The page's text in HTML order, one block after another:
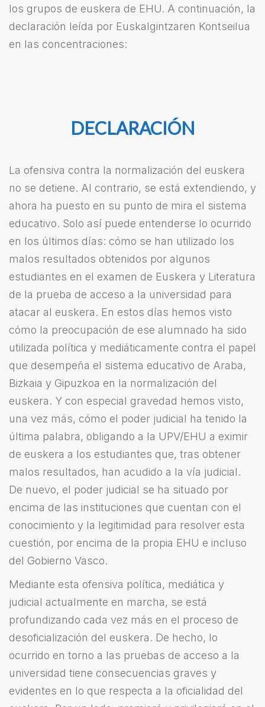
los grupos de euskera de EHU. A continuación, la
declaración leída por Euskalgintzaren Kontseilua
en las concentraciones:
DECLARACIÓN
La ofensiva contra la normalización del euskera
no se detiene. Al contrario, se está extendiendo, y
ahora ha puesto en su punto de mira el sistema
educativo. Solo así puede entenderse lo ocurrido
en los últimos días: cómo se han utilizado los
malos resultados obtenidos por algunos
estudiantes en el examen de Euskera y Literatura
de la prueba de acceso a la universidad para
atacar al euskera. En estos días hemos visto
cómo la preocupación de ese alumnado ha sido
utilizada política y mediáticamente contra el papel
que desempeña el sistema educativo de Araba,
Bizkaia y Gipuzkoa en la normalización del
euskera. Y con especial gravedad hemos visto,
una vez más, cómo el poder judicial ha tenido la
última palabra, obligando a la UPV/EHU a eximir
de euskera a los estudiantes que, tras obtener
malos resultados, han acudido a la vía judicial.
De nuevo, el poder judicial se ha situado por
encima de las instituciones que cuentan con el
conocimiento y la legitimidad para resolver esta
cuestión, por encima de la propia EHU e incluso
del Gobierno Vasco.
Mediante esta ofensiva política, mediática y
judicial actualmente en marcha, se está
profundizando cada vez más en el proceso de
desoficialización del euskera. De hecho, lo
ocurrido en torno a las pruebas de acceso a la
universidad tiene consecuencias graves y
evidentes en lo que respecta a la oficialidad del